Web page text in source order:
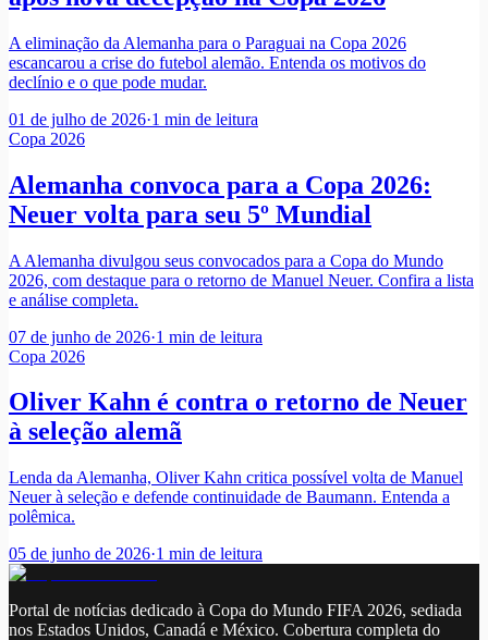
A eliminação da Alemanha para o Paraguai na Copa 2026
escancarou a crise do futebol alemão. Entenda os motivos do
declínio e o que pode mudar.
01 de julho de 2026·1 min de leitura
Copa 2026
Alemanha convoca para a Copa 2026:
Neuer volta para seu 5º Mundial
A Alemanha divulgou seus convocados para a Copa do Mundo
2026, com destaque para o retorno de Manuel Neuer. Confira a lista
e análise completa.
07 de junho de 2026·1 min de leitura
Copa 2026
Oliver Kahn é contra o retorno de Neuer
à seleção alemã
Lenda da Alemanha, Oliver Kahn critica possível volta de Manuel
Neuer à seleção e defende continuidade de Baumann. Entenda a
polêmica.
05 de junho de 2026·1 min de leitura
Portal de notícias dedicado à Copa do Mundo FIFA 2026, sediada
nos Estados Unidos, Canadá e México. Cobertura completa do